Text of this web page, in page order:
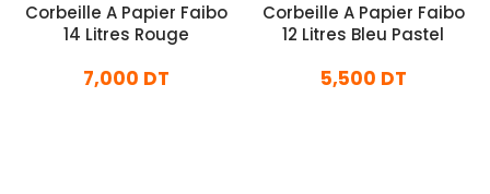
Corbeille A Papier Faibo
14 Litres Rouge
7,000 DT
Corbeille A Papier Faibo
12 Litres Bleu Pastel
5,500 DT